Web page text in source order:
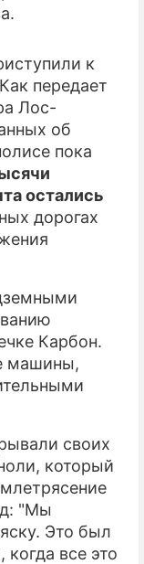
к
передает
Лос-
об
пока
остались
дорогах
Карбон.
машины,
своих
который
"Мы
Это был
когда все это